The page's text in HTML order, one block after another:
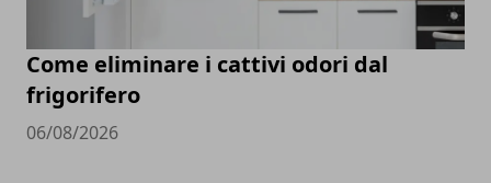
Come eliminare i cattivi odori dal
frigorifero
06/08/2026